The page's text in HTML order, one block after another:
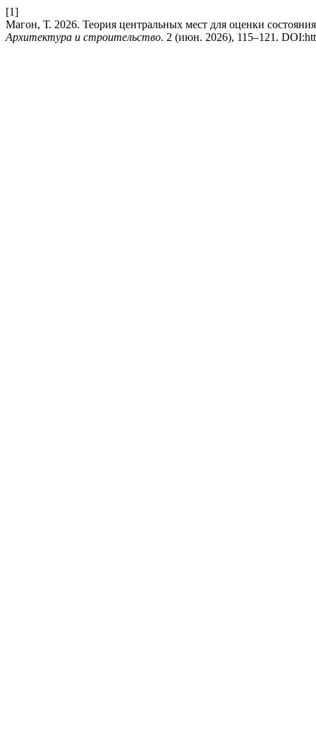
[1]
Магон, Т. 2026. Теория центральных мест для оценки
Архитектура и строительство. 2 (июн. 2026), 115–121.